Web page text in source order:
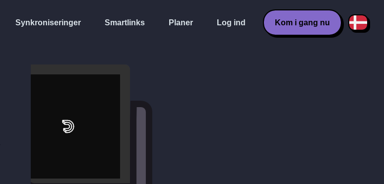
Synkroniseringer Smartlinks Planer Log ind Kom i gang nu